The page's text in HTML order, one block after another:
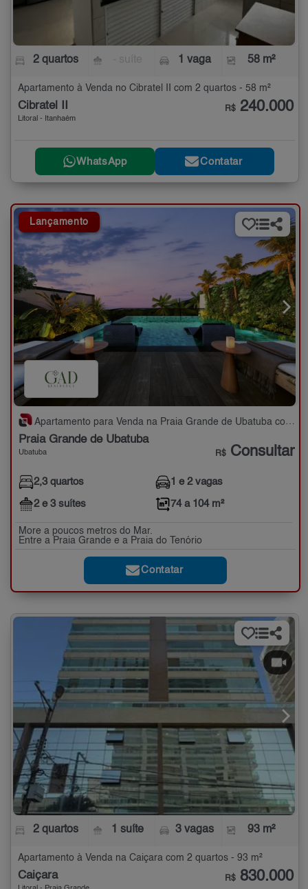
2 quartos 1 vaga 58 m²
Apartamento à Venda no Cibratel II com 2 quartos - 58 m²
Cibratel II
Litoral - Itanhaém
R$ 240.000
WhatsApp Contatar
Lançamento
Apartamento para Venda na Praia Grande de Ubatuba com 2,3 quartos - 74 a 104 m²
Praia Grande de Ubatuba
Ubatuba R$ Consultar
2,3 quartos
2 e 3 suítes
1 e 2 vagas
74 a 104 m²
More a poucos metros do Mar.
Entre a Praia Grande e a Praia do Tenório
Contatar
2 quartos 1 suíte 3 vagas 93 m²
Apartamento à Venda na Caiçara com 2 quartos - 93 m²
Caiçara R$ 830.000